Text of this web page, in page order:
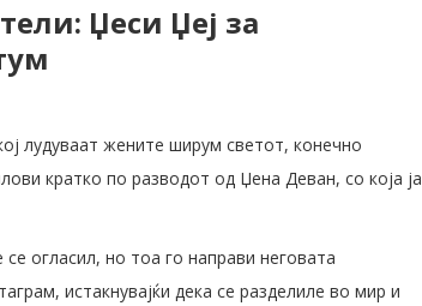
Џеси Џеј за
лудуваат жените ширум светот, конечно
кратко по разводот од Џена Деван, со која ја
огласил, но тоа го направи неговата
истакнувајќи дека се разделиле во мир и